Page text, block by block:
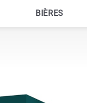
BIÈRES